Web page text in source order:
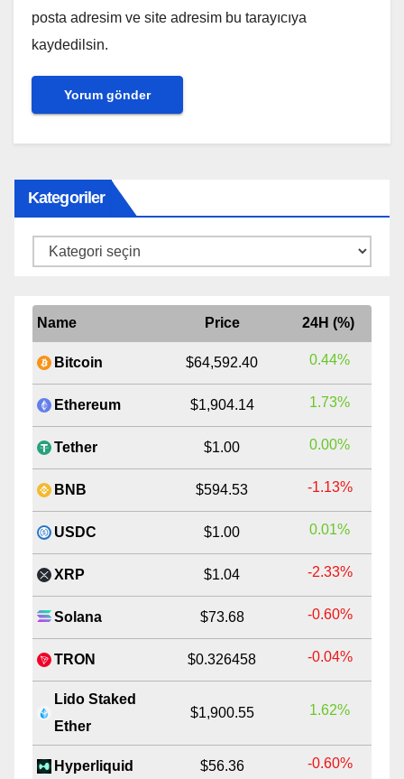
posta adresim ve site adresim bu tarayıcıya
kaydedilsin.
Kategoriler
Kategoriler
Name Price 24H (%)
Bitcoin $64,592.40 0.44%
Ethereum $1,904.14 1.73%
Tether $1.00 0.00%
BNB $594.53 -1.13%
USDC $1.00 0.01%
XRP $1.04 -2.33%
Solana $73.68 -0.60%
TRON $0.326458 -0.04%
Lido Staked
Ether
$1,900.55 1.62%
Hyperliquid $56.36 -0.60%